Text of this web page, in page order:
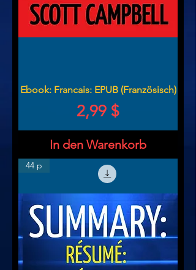
Ebook: Francais: EPUB (Französisch)
Preis
2,99 $
In den Warenkorb
44 p